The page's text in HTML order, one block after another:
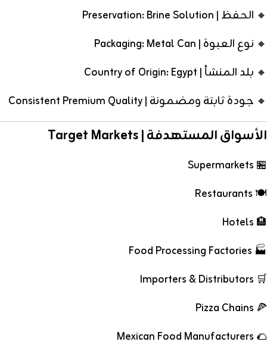
🔸 الحفظ | Preservation: Brine Solution
🔸 نوع العبوة | Packaging: Metal Can
🔸 بلد المنشأ | Country of Origin: Egypt
🔸 جودة ثابتة ومضمونة | Consistent Premium Quality
الأسواق المستهدفة | Target Markets
🏪 Supermarkets
🍽️ Restaurants
🏨 Hotels
🏭 Food Processing Factories
🛒 Importers & Distributors
🍕 Pizza Chains
🌮 Mexican Food Manufacturers